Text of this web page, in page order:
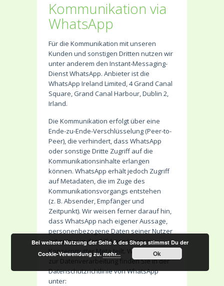
Kommunikation via
WhatsApp
Für die Kommunikation mit unseren
Kunden und sonstigen Dritten nutzen wir
unter anderem den Instant-Messaging-
Dienst WhatsApp. Anbieter ist die
WhatsApp Ireland Limited, 4 Grand Canal
Square, Grand Canal Harbour, Dublin 2,
Irland.
Die Kommunikation erfolgt über eine
Ende-zu-Ende-Verschlüsselung (Peer-to-
Peer), die verhindert, dass WhatsApp
oder sonstige Dritte Zugriff auf die
Kommunikationsinhalte erlangen
können. WhatsApp erhält jedoch Zugriff
auf Metadaten, die im Zuge des
Kommunikationsvorgangs entstehen
(z. B. Absender, Empfänger und
Zeitpunkt). Wir weisen ferner darauf hin,
dass WhatsApp nach eigener Aussage,
personenbezogene Daten seiner Nutzer
mit seiner in den USA ansässigen
Konzernmutter Meta teilt. Weitere Details
zur Datenverarbeitung finden Sie in der
Datenschutzrichtlinie von WhatsApp
unter:
Bei weiterer Nutzung der Seite & des Shops stimmst Du der
Cookie-Verwendung zu.mehr... Ok